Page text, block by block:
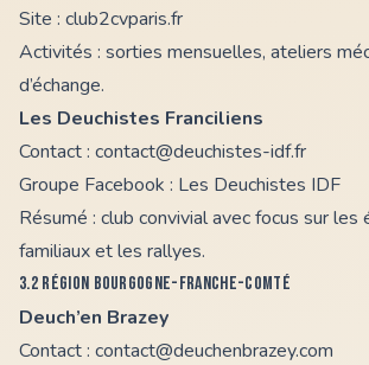
Site : club2cvparis.fr
Activités : sorties mensuelles, ateliers
d’échange.
Les Deuchistes Franciliens
Contact : contact@deuchistes-idf.fr
Groupe Facebook : Les Deuchistes IDF
Résumé : club convivial avec focus sur les
familiaux et les rallyes.
3.2 Région Bourgogne-Franche-Comté
Deuch’en Brazey
Contact : contact@deuchenbrazey.com